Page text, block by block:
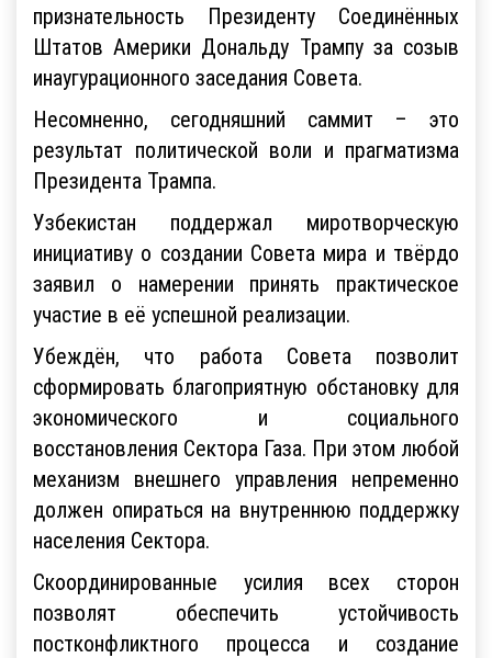
признательность Президенту Соединённых
Штатов Америки Дональду Трампу за созыв
инаугурационного заседания Совета.
Несомненно, сегодняшний саммит – это
результат политической воли и прагматизма
Президента Трампа.
Узбекистан поддержал миротворческую
инициативу о создании Совета мира и твёрдо
заявил о намерении принять практическое
участие в её успешной реализации.
Убеждён, что работа Совета позволит
сформировать благоприятную обстановку для
экономического и социального
восстановления Сектора Газа. При этом любой
механизм внешнего управления непременно
должен опираться на внутреннюю поддержку
населения Сектора.
Скоординированные усилия всех сторон
позволят обеспечить устойчивость
постконфликтного процесса и создание